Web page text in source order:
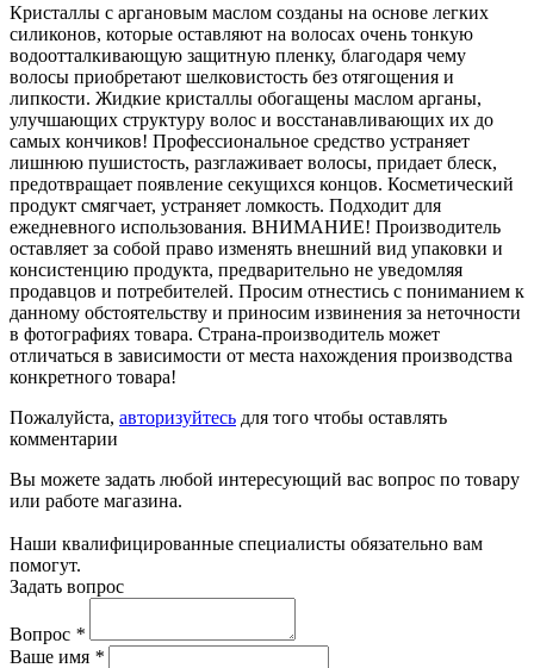
Кристаллы с аргановым маслом созданы на основе легких
силиконов, которые оставляют на волосах очень тонкую
водоотталкивающую защитную пленку, благодаря чему
волосы приобретают шелковистость без отягощения и
липкости. Жидкие кристаллы обогащены маслом арганы,
улучшающих структуру волос и восстанавливающих их до
самых кончиков! Профессиональное средство устраняет
лишнюю пушистость, разглаживает волосы, придает блеск,
предотвращает появление секущихся концов. Косметический
продукт смягчает, устраняет ломкость. Подходит для
ежедневного использования. ВНИМАНИЕ! Производитель
оставляет за собой право изменять внешний вид упаковки и
консистенцию продукта, предварительно не уведомляя
продавцов и потребителей. Просим отнестись с пониманием к
данному обстоятельству и приносим извинения за неточности
в фотографиях товара. Страна-производитель может
отличаться в зависимости от места нахождения производства
конкретного товара!
Пожалуйста, авторизуйтесь для того чтобы оставлять
комментарии
Вы можете задать любой интересующий вас вопрос по товару
или работе магазина.
Наши квалифицированные специалисты обязательно вам
помогут.
Задать вопрос
Вопрос *
Ваше имя *